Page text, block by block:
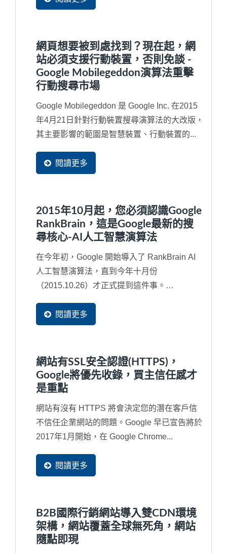
網頁想要被到處找到？現在起，網
站必須支援行動裝置，否則免談 -
Google Mobilegeddon演算法重擊
行動搜尋市場
Google Mobilegeddon 是 Google Inc. 在2015
年4月21日針對行動裝置搜尋演算法的大改版，
其主要影響的範圍是智慧裝置、行動裝置的...
閱讀更多
2015年10月起，您必須認識Google
RankBrain，這是Google最新的搜
尋核心-AI人工智慧演算法
在今年初，Google 開始導入了 RankBrain AI
人工智慧演算法，直到今年十月份
（2015.10.26）才正式提到這件事。
閱讀更多
網站有SSL安全認證(HTTPS)，
Google將優先收錄，買主信任感才
是重點
網站有沒有 HTTPS 將會決定您的潛在客戶信
不信任企業網站的問題。Google 早已宣告將於
2017年1月開始，在 Google Chrome...
閱讀更多
B2B國際行銷網站導入雙CDN環境
架構，網站覆蓋全球無死角，網站
隨點即現